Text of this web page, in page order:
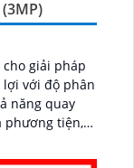
cho giải pháp
với độ phân
phương tiện,